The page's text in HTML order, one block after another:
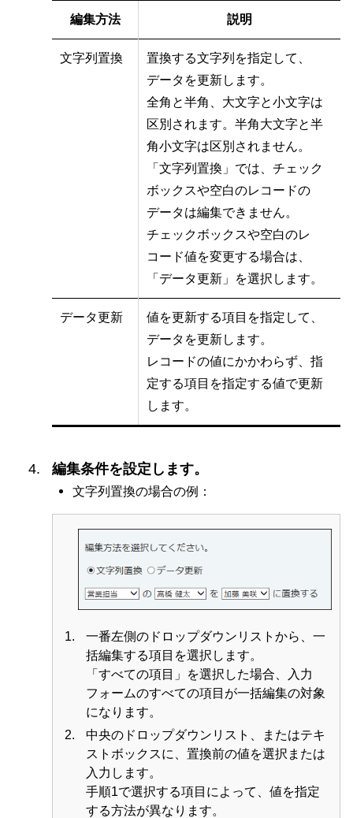
編集方法 説明
文字列置換
置換する文字列を指定して、
データを更新します。
全角と半角、大文字と小文字は
区別されます。半角大文字と半
角小文字は区別されません。
「文字列置換」では、チェック
ボックスや空白のレコードの
データは編集できません。
チェックボックスや空白のレ
コード値を変更する場合は、
「データ更新」を選択します。
データ更新
値を更新する項目を指定して、
データを更新します。
レコードの値にかかわらず、指
定する項目を指定する値で更新
します。
編集条件を設定します。
文字列置換の場合の例：
一番左側のドロップダウンリストから、一
括編集する項目を選択します。
「すべての項目」を選択した場合、入力
フォームのすべての項目が一括編集の対象
になります。
中央のドロップダウンリスト、またはテキ
ストボックスに、置換前の値を選択または
入力します。
手順1で選択する項目によって、値を指定
する方法が異なります。